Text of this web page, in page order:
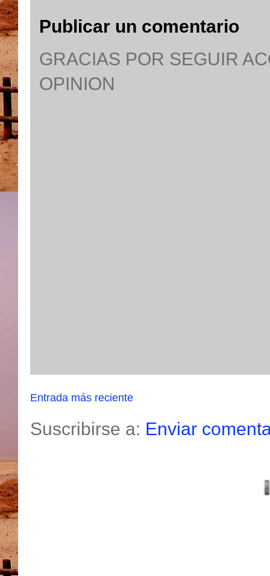
Publicar un comentario
GRACIAS POR SEGUIR
OPINION
Entrada más reciente
Suscribirse a: Enviar